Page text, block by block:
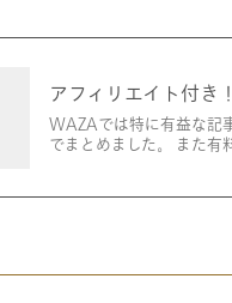
アフィリエイト付き
WAZAでは特に有益な記
でまとめました。 また有